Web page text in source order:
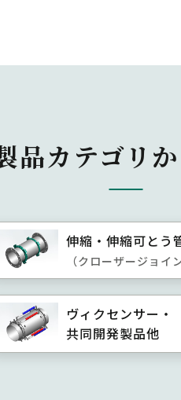
品カテゴリ
伸縮・伸縮可とう
（クローザージョイ
ヴィクセンサー・
共同開発製品他